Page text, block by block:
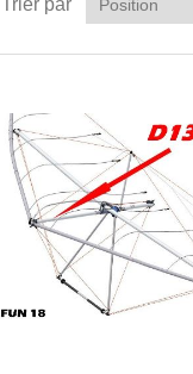
Trier par